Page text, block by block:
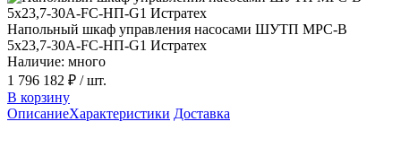
Напольный шкаф управления насосами ШУТП MPC-B
5x23,7-30A-FC-HП-G1 Истратех
Наличие: много
1 796 182 ₽ / шт.
В корзину
ОписаниеХарактеристики Доставка